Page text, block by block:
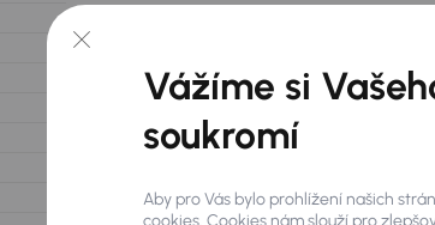
Vážíme si
soukromí
Aby pro Vás bylo prohlížení našich
cookies. Cookies nám slouží pro